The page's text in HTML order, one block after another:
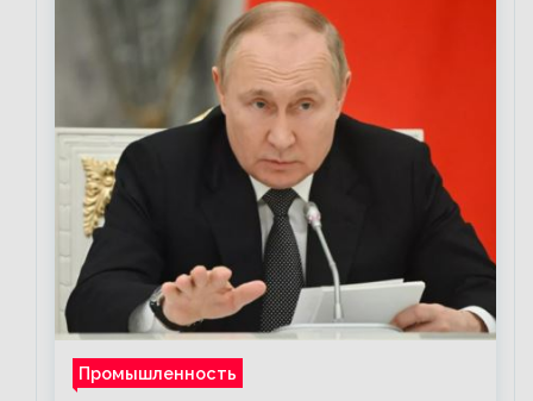
Промышленность